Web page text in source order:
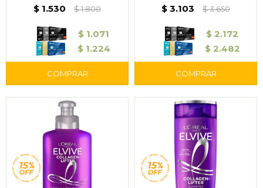
ml - La Roche-Posay
$ 1.530 $1.800
$ 1.071
$ 1.224
Eyes 15 ml - La Roche-
$ 3.103 $3.650
$ 2.172
$ 2.482